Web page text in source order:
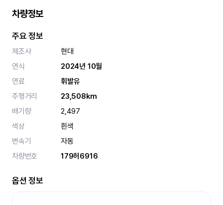
차량정보
주요 정보
제조사
현대
연식
2024년 10월
연료
휘발유
주행거리
23,508km
배기량
2,497
색상
흰색
변속기
자동
차량번호
179허6916
옵션 정보